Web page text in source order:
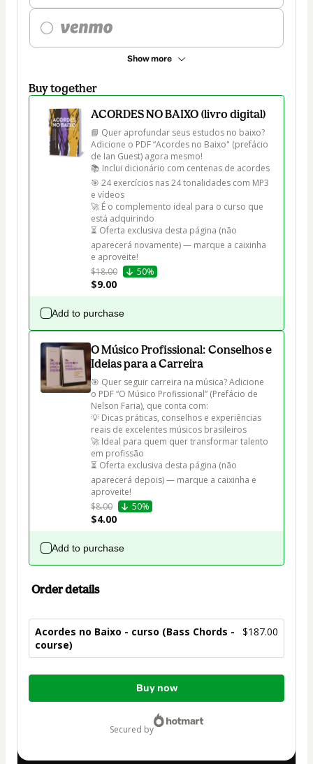
Show more
Buy together
ACORDES NO BAIXO (livro digital)
📘 Quer aprofundar seus estudos no baixo?
Adicione o PDF “Acordes no Baixo" (prefácio
de Ian Guest) agora mesmo!
📚 Inclui dicionário com centenas de acordes
🎯 24 exercícios nas 24 tonalidades com MP3
e vídeos
🚀 É o complemento ideal para o curso que
está adquirindo
⏳ Oferta exclusiva desta página (não
aparecerá novamente) — marque a caixinha
e aproveite!
$18.00
50%
$9.00
Add to purchase
O Músico Profissional: Conselhos e
Ideias para a Carreira
🎯 Quer seguir carreira na música? Adicione
o PDF “O Músico Profissional” (Prefácio de
Nelson Faria), que conta com:
💡 Dicas práticas, conselhos e experiências
reais de excelentes músicos brasileiros
🚀 Ideal para quem quer transformar talento
em profissão
⏳ Oferta exclusiva desta página (não
aparecerá depois) — marque a caixinha e
aproveite!
$8.00
50%
$4.00
Add to purchase
Order details
Acordes no Baixo - curso (Bass Chords -
course)
$187.00
Total
Buy now
secured by